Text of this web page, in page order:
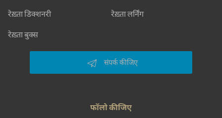
रेख़्ता डिक्शनरी रेख़्ता लर्निंग
रेख़्ता बुक्स
संपर्क कीजिए
फॉलो कीजिए